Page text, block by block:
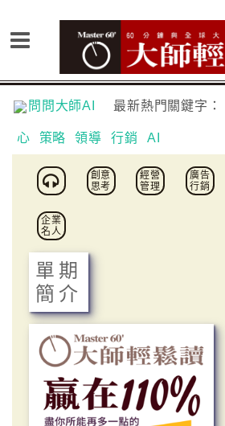
問問大師AI 最新熱門關鍵字：
心 策略 領導 行銷 AI
創意
思考
經營
管理
廣告
行銷
企業
名人
單期
簡介